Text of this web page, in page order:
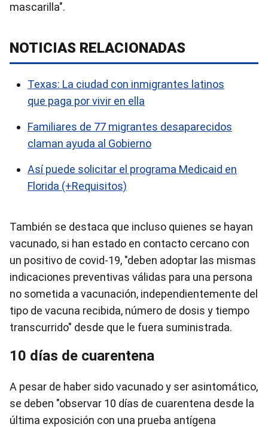
mascarilla".
NOTICIAS RELACIONADAS
Texas: La ciudad con inmigrantes latinos
que paga por vivir en ella
Familiares de 77 migrantes desaparecidos
claman ayuda al Gobierno
Así puede solicitar el programa Medicaid en
Florida (+Requisitos)
También se destaca que incluso quienes se hayan
vacunado, si han estado en contacto cercano con
un positivo de covid-19, "deben adoptar las mismas
indicaciones preventivas válidas para una persona
no sometida a vacunación, independientemente del
tipo de vacuna recibida, número de dosis y tiempo
transcurrido" desde que le fuera suministrada.
10 días de cuarentena
A pesar de haber sido vacunado y ser asintomático,
se deben "observar 10 días de cuarentena desde la
última exposición con una prueba antígena